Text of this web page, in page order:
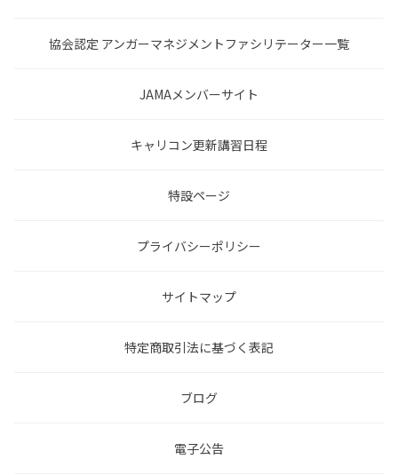
協会認定 アンガーマネジメントファシリテーター一覧
JAMAメンバーサイト
キャリコン更新講習日程
特設ページ
プライバシーポリシー
サイトマップ
特定商取引法に基づく表記
ブログ
電子公告